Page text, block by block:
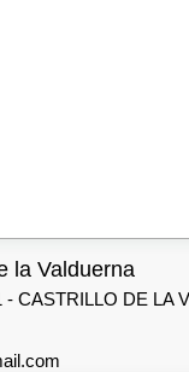
la Valduerna
- CASTRILLO DE LA